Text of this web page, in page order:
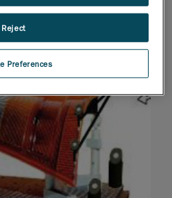
Preferences
Reject